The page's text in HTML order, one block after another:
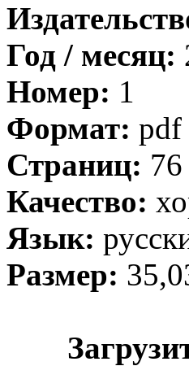
Год / месяц:
Номер: 1
Формат: pdf
Страниц: 76
Качество:
Язык:
Размер: